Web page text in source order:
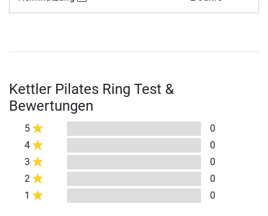
Kettler Pilates Ring Test &
Bewertungen
5
0
4
0
3
0
2
0
1
0